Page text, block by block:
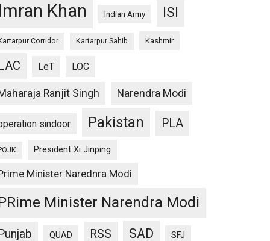
Imran Khan Indian Army ISI
Corridor Kartarpur Sahib Kashmir
LeT LOC
Ranjit Singh Narendra Modi
sindoor Pakistan PLA
President Xi Jinping
Minister Narednra Modi
Minister Narendra Modi
Punjab QUAD RSS SAD SFJ